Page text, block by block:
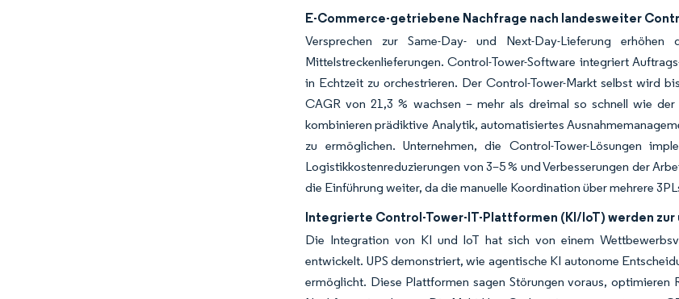
E-Commerce-getriebene Nachfrage nach landesweiter
Versprechen zur Same-Day- und Next-Day-Lieferung
Mittelstreckenlieferungen. Control-Tower-Software integriert
in Echtzeit zu orchestrieren. Der Control-Tower-Markt selbst wird
CAGR von 21,3 % wachsen – mehr als dreimal so schnell wie
kombinieren prädiktive Analytik, automatisiertes
zu ermöglichen. Unternehmen, die Control-Tower-Lösungen
Logistikkostenreduzierungen von 3–5 % und Verbesserungen der
die Einführung weiter, da die manuelle Koordination über mehrere
Integrierte Control-Tower-IT-Plattformen (KI/IoT) werden
Die Integration von KI und IoT hat sich von einem
entwickelt. UPS demonstriert, wie agentische KI autonome
ermöglicht. Diese Plattformen sagen Störungen voraus,